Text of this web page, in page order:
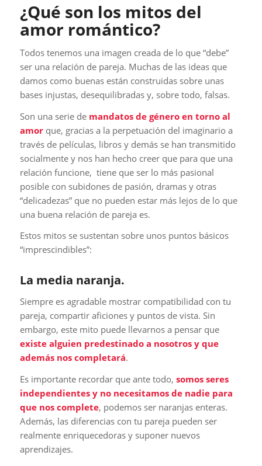
¿Qué son los mitos del
amor romántico?
Todos tenemos una imagen creada de lo que “debe”
ser una relación de pareja. Muchas de las ideas que
damos como buenas están construidas sobre unas
bases injustas, desequilibradas y, sobre todo, falsas.
Son una serie demandatos de género en torno al
amorque, gracias a la perpetuación del imaginario a
través de películas, libros y demás se han transmitido
socialmente y nos han hecho creer que para que una
relación funcione, tiene que ser lo más pasional
posible con subidones de pasión, dramas y otras
“delicadezas” que no pueden estar más lejos de lo que
una buena relación de pareja es.
Estos mitos se sustentan sobre unos puntos básicos
“imprescindibles”:
La media naranja.
Siempre es agradable mostrar compatibilidad con tu
pareja, compartir aficiones y puntos de vista. Sin
embargo, este mito puede llevarnos a pensar que
existe alguien predestinado a nosotros y que
además nos completará.
Es importante recordar que ante todo, somos seres
independientes y no necesitamos de nadie para
que nos complete, podemos ser naranjas enteras.
Además, las diferencias con tu pareja pueden ser
realmente enriquecedoras y suponer nuevos
aprendizajes.